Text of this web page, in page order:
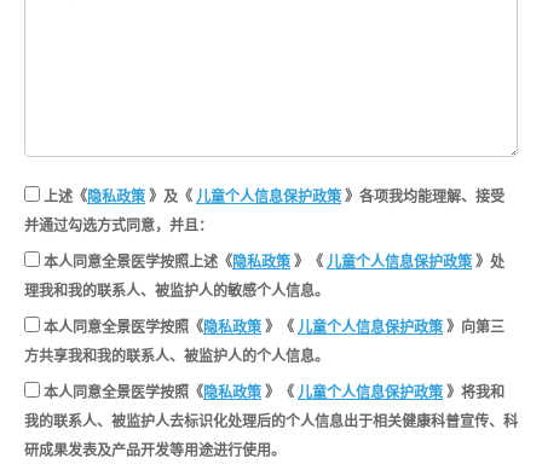
上述《隐私政策 》及《 儿童个人信息保护政策 》各项我均能理解、接受
并通过勾选方式同意，并且：
本人同意全景医学按照上述《隐私政策 》《 儿童个人信息保护政策 》处
理我和我的联系人、被监护人的敏感个人信息。
本人同意全景医学按照《隐私政策 》《 儿童个人信息保护政策 》向第三
方共享我和我的联系人、被监护人的个人信息。
本人同意全景医学按照《隐私政策 》《 儿童个人信息保护政策 》将我和
我的联系人、被监护人去标识化处理后的个人信息出于相关健康科普宣传、科
研成果发表及产品开发等用途进行使用。